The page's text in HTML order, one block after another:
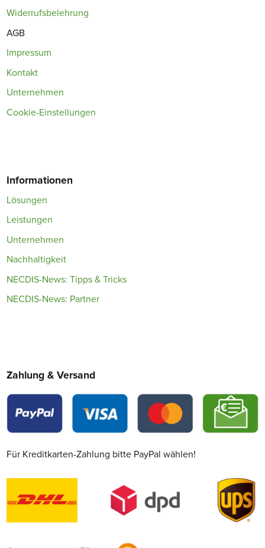
Widerrufsbelehrung
AGB
Impressum
Kontakt
Unternehmen
Cookie-Einstellungen
Informationen
Lösungen
Leistungen
Unternehmen
Nachhaltigkeit
NECDIS-News: Tipps & Tricks
NECDIS-News: Partner
Zahlung & Versand
Für Kreditkarten-Zahlung bitte PayPal wählen!